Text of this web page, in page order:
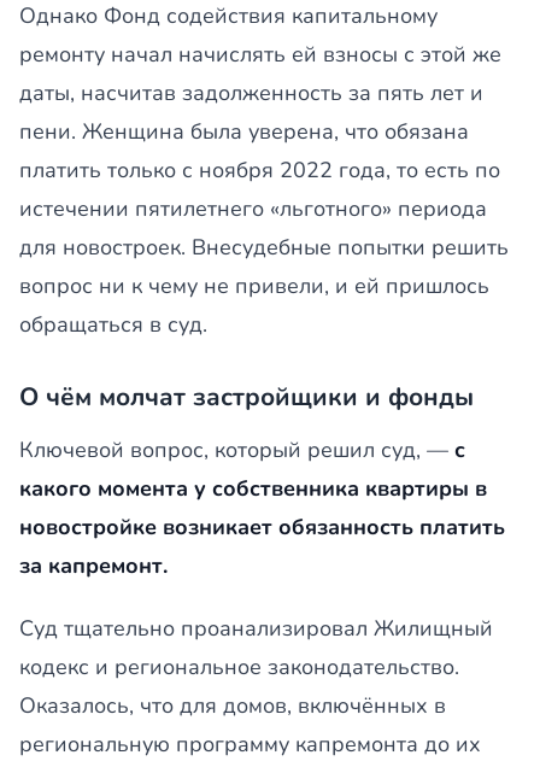
Однако Фонд содействия капитальному
ремонту начал начислять ей взносы с этой же
даты, насчитав задолженность за пять лет и
пени. Женщина была уверена, что обязана
платить только с ноября 2022 года, то есть по
истечении пятилетнего «льготного» периода
для новостроек. Внесудебные попытки решить
вопрос ни к чему не привели, и ей пришлось
обращаться в суд.
О чём молчат застройщики и фонды
Ключевой вопрос, который решил суд, — с
какого момента у собственника квартиры в
новостройке возникает обязанность платить
за капремонт.
Суд тщательно проанализировал Жилищный
кодекс и региональное законодательство.
Оказалось, что для домов, включённых в
региональную программу капремонта до их